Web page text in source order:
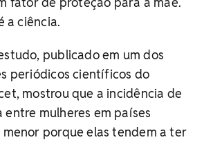
a ciência.
publicado em um dos
periódicos científicos do
mostrou que a incidência de
entre mulheres em países
porque elas tendem a ter